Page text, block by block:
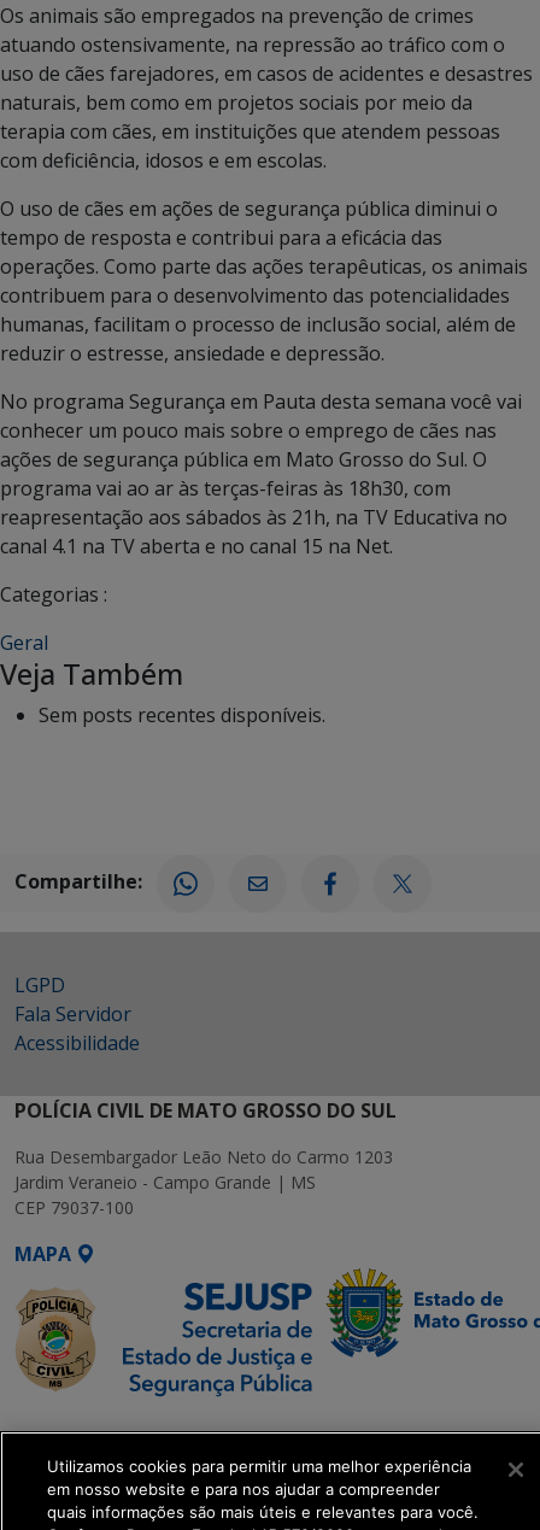
Os animais são empregados na prevenção de crimes
atuando ostensivamente, na repressão ao tráfico com o
uso de cães farejadores, em casos de acidentes e desastres
naturais, bem como em projetos sociais por meio da
terapia com cães, em instituições que atendem pessoas
com deficiência, idosos e em escolas.
O uso de cães em ações de segurança pública diminui o
tempo de resposta e contribui para a eficácia das
operações. Como parte das ações terapêuticas, os animais
contribuem para o desenvolvimento das potencialidades
humanas, facilitam o processo de inclusão social, além de
reduzir o estresse, ansiedade e depressão.
No programa Segurança em Pauta desta semana você vai
conhecer um pouco mais sobre o emprego de cães nas
ações de segurança pública em Mato Grosso do Sul. O
programa vai ao ar às terças-feiras às 18h30, com
reapresentação aos sábados às 21h, na TV Educativa no
canal 4.1 na TV aberta e no canal 15 na Net.
Categorias :
Geral
Veja Também
Sem posts recentes disponíveis.
Compartilhe:
LGPD
Fala Servidor
Acessibilidade
POLÍCIA CIVIL DE MATO GROSSO DO SUL
Rua Desembargador Leão Neto do Carmo 1203
Jardim Veraneio - Campo Grande | MS
CEP 79037-100
MAPA
SETDIG | Secretaria-
Executiva de
Transformação Digital
Utilizamos cookies para permitir uma melhor experiência
em nosso website e para nos ajudar a compreender
quais informações são mais úteis e relevantes para você.